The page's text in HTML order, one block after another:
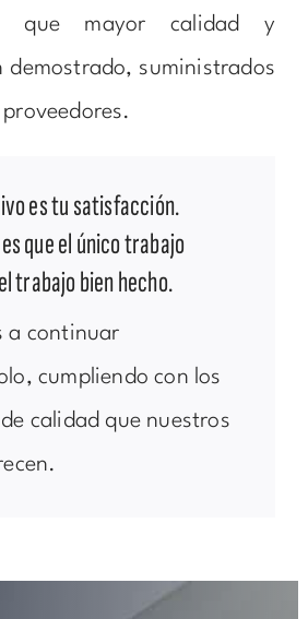
que mayor calidad y
demostrado, suministrados
es tu satisfacción.
que el único trabajo
trabajo bien hecho.
a continuar
cumpliendo con los
calidad que nuestros